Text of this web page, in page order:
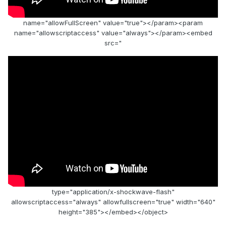
name="allowFullScreen" value="true"></param><param
name="allowscriptaccess" value="always"></param><embed
src="
type="application/x-shockwave-flash"
allowscriptaccess="always" allowfullscreen="true" width="640"
height="385"></embed></object>